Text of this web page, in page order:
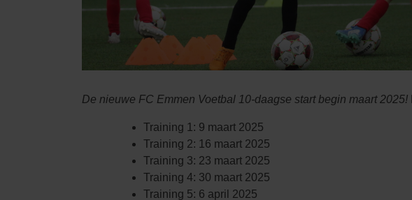
De nieuwe FC Emmen Voetbal 10-daagse start begin maart 2025!
Training 1: 9 maart 2025
Training 2: 16 maart 2025
Training 3: 23 maart 2025
Training 4: 30 maart 2025
Training 5: 6 april 2025